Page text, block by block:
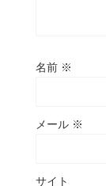
名前 ※
メール ※
サイト